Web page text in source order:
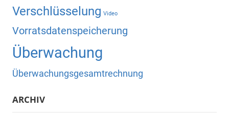
Verschlüsselung Video
Vorratsdatenspeicherung
Überwachung
Überwachungsgesamtrechnung
ARCHIV